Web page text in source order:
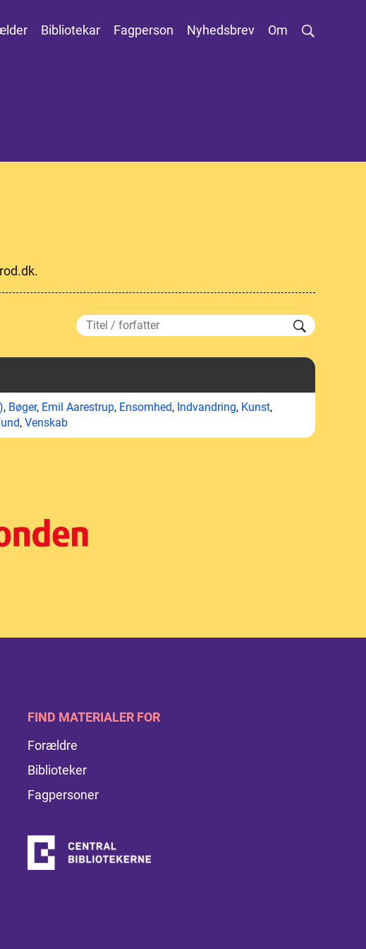
Bibliotekar Fagperson Nyhedsbrev Om
, Bøger, Emil Aarestrup, Ensomhed, Indvandring, Kunst,
, Venskab
FIND MATERIALER FOR
Forældre
Biblioteker
Fagpersoner